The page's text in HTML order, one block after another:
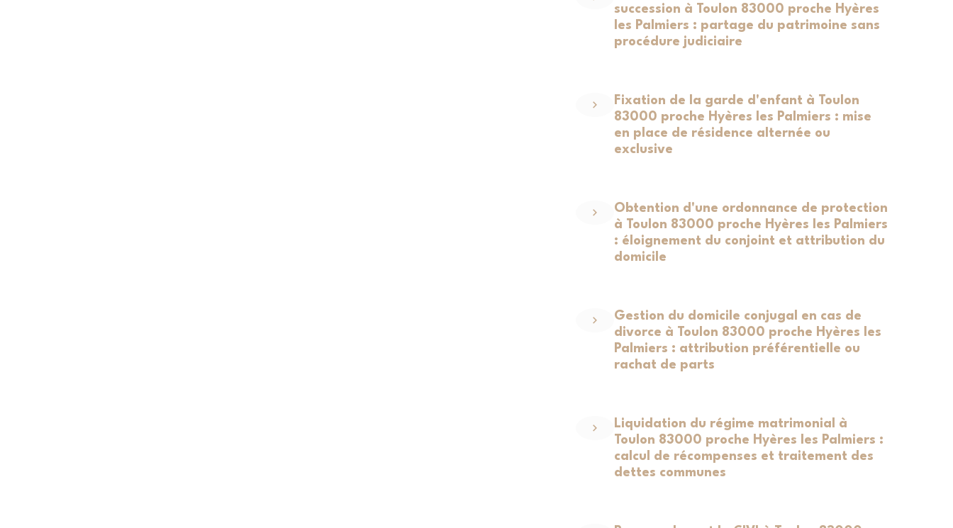
succession à Toulon 83000 proche Hyères
les Palmiers : partage du patrimoine sans
procédure judiciaire
Fixation de la garde d'enfant à Toulon
83000 proche Hyères les Palmiers : mise
en place de résidence alternée ou
exclusive
Obtention d'une ordonnance de protection
à Toulon 83000 proche Hyères les Palmiers
: éloignement du conjoint et attribution du
domicile
Gestion du domicile conjugal en cas de
divorce à Toulon 83000 proche Hyères les
Palmiers : attribution préférentielle ou
rachat de parts
Liquidation du régime matrimonial à
Toulon 83000 proche Hyères les Palmiers :
calcul de récompenses et traitement des
dettes communes